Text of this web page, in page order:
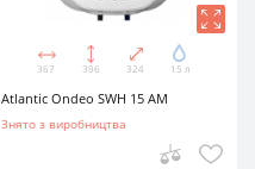
367 396 324 15 л
Atlantic Ondeo SWH 15 AM
Знято з виробництва